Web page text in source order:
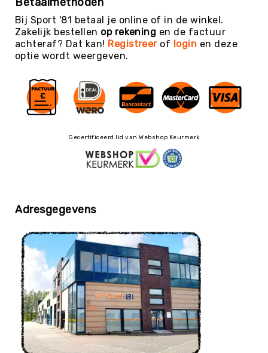
Speelballen
-
Pakketten
Pleinballen
-
Balaccessoires
Ballentassen
&
Ballenpompen
&
Naalden
Overig
Speelballen
Foamballen
Luchtgevulde
ballen
Pleinballen
Megaballen
Speciale
ballen
Bij Sport '81 betaal je online of in de winkel.
Zakelijk bestellen op rekening en de factuur
achteraf? Dat kan! Registreerof login en deze
optie wordt weergeven.
Gecertificeerd lid van Webshop Keurmerk
Adresgegevens